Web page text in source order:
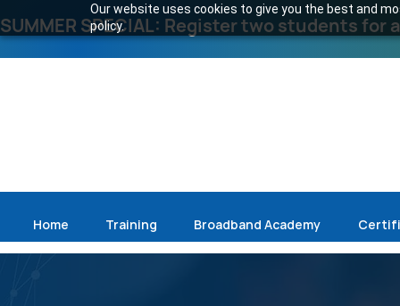
Our website uses cookies to give you the best and
policy.
SUMMER SPECIAL: Register two students
Home Training Broadband Academy